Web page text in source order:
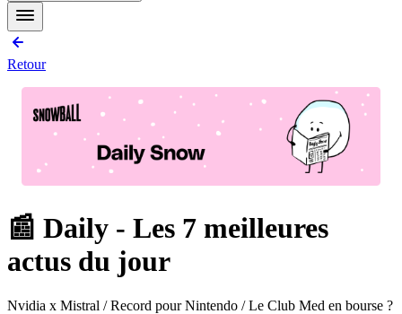
Retour
📰 Daily - Les 7 meilleures
actus du jour
Nvidia x Mistral / Record pour Nintendo / Le Club Med en bourse ?